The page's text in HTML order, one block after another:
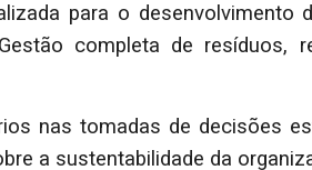
para o
completa de
nas tomadas de decisões
a sustentabilidade da